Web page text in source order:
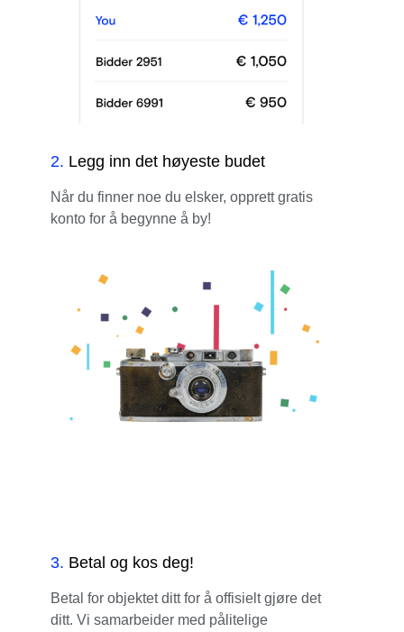
2. Legg inn det høyeste budet
Når du finner noe du elsker, opprett gratis
konto for å begynne å by!
3. Betal og kos deg!
Betal for objektet ditt for å offisielt gjøre det
ditt. Vi samarbeider med pålitelige